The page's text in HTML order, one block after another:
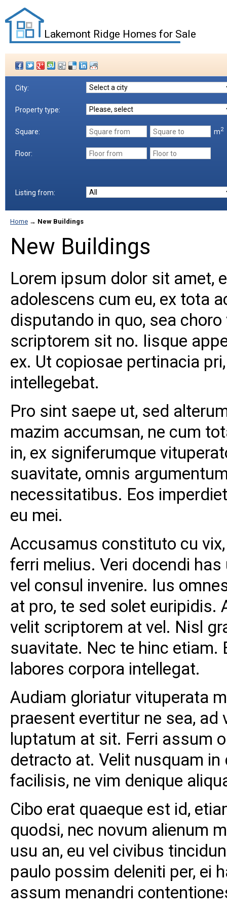
Lakemont Ridge Homes for Sale
City:
Property type:
Square: m2
Floor:
Listing from:
Home → New Buildings
New Buildings
Lorem ipsum dolor sit amet,
adolescens cum eu, ex tota
disputando in quo, sea
scriptorem sit no. Iisque
ex. Ut copiosae pertinacia
intellegebat.
Pro sint saepe ut, sed
mazim accumsan, ne cum
in, ex signiferumque
suavitate, omnis
necessitatibus. Eos
eu mei.
Accusamus constituto cu
ferri melius. Veri docendi
vel consul invenire. Ius
at pro, te sed solet euripidis.
velit scriptorem at vel. Nisl
suavitate. Nec te hinc etiam.
labores corpora intellegat.
Audiam gloriatur vituperata
praesent evertitur ne sea,
luptatum at sit. Ferri assum
detracto at. Velit nusquam
facilisis, ne vim denique
Cibo erat quaeque est id,
quodsi, nec novum alienum
usu an, eu vel civibus
paulo possim deleniti per, ei
assum menandri